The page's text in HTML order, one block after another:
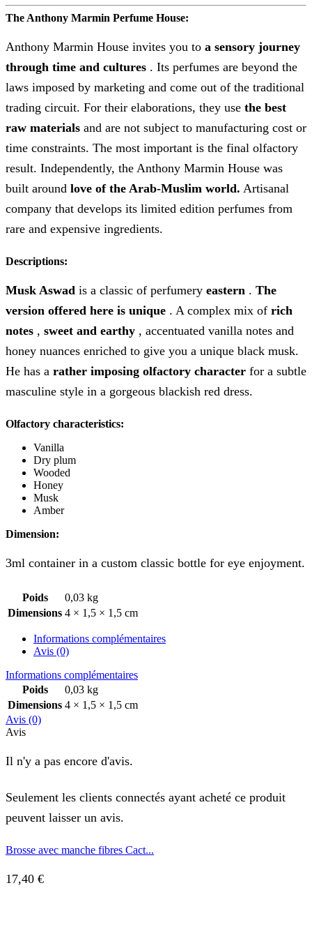
The Anthony Marmin Perfume House:
Anthony Marmin House invites you to a sensory journey
through time and cultures . Its perfumes are beyond the
laws imposed by marketing and come out of the traditional
trading circuit. For their elaborations, they use the best
raw materials and are not subject to manufacturing cost or
time constraints. The most important is the final olfactory
result. Independently, the Anthony Marmin House was
built around love of the Arab-Muslim world. Artisanal
company that develops its limited edition perfumes from
rare and expensive ingredients.
Descriptions:
Musk Aswad is a classic of perfumery eastern . The
version offered here is unique . A complex mix of rich
notes , sweet and earthy , accentuated vanilla notes and
honey nuances enriched to give you a unique black musk.
He has a rather imposing olfactory character for a subtle
masculine style in a gorgeous blackish red dress.
Olfactory characteristics:
Vanilla
Dry plum
Wooded
Honey
Musk
Amber
Dimension:
3ml container in a custom classic bottle for eye enjoyment.
Poids
0,03 kg
Dimensions 4 × 1,5 × 1,5 cm
Informations complémentaires
Avis (0)
Informations complémentaires
Poids
0,03 kg
Dimensions 4 × 1,5 × 1,5 cm
Avis (0)
Avis
Il n'y a pas encore d'avis.
Seulement les clients connectés ayant acheté ce produit
peuvent laisser un avis.
Brosse avec manche fibres Cact...
17,40 €